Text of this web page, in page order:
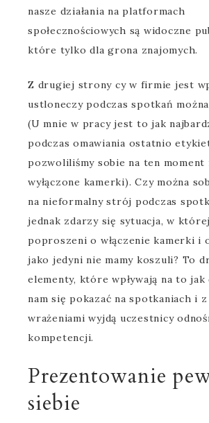
nasze działania na platformach
społecznościowych są widoczne
które tylko dla grona znajomych.
Z drugiej strony cy w firmie jest
ustloneczy podczas spotkań
(U mnie w pracy jest to jak
podczas omawiania ostatnio
pozwoliliśmy sobie na ten moment
wyłączone kamerki). Czy można
na nieformalny strój podczas
jednak zdarzy się sytuacja, w
poproszeni o włączenie kamerki i
jako jedyni nie mamy koszuli? To
elementy, które wpływają na to jak
nam się pokazać na spotkaniach i
wrażeniami wyjdą uczestnicy
kompetencji.
Prezentowanie
siebie